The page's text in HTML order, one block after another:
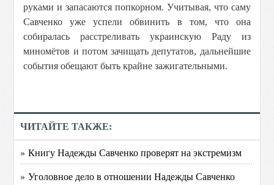
руками и запасаются попкорном. Учитывая, что саму
Савченко уже успели обвинить в том, что она
собиралась расстреливать украинскую Раду из
миномётов и потом зачищать депутатов, дальнейшие
события обещают быть крайне зажигательными.
ЧИТАЙТЕ ТАКЖЕ:
» Книгу Надежды Савченко проверят на экстремизм
» Уголовное дело в отношении Надежды Савченко